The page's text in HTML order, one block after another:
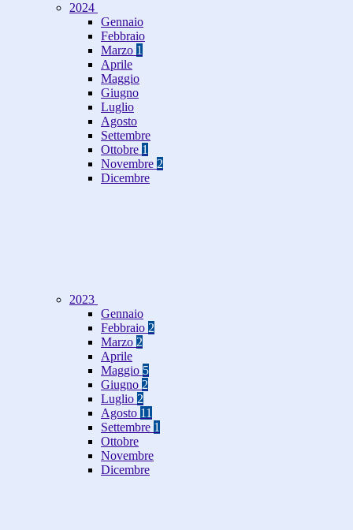
2024
Gennaio
Febbraio
Marzo 1
Aprile
Maggio
Giugno
Luglio
Agosto
Settembre
Ottobre 1
Novembre 2
Dicembre
2023
Gennaio
Febbraio 2
Marzo 2
Aprile
Maggio 5
Giugno 2
Luglio 2
Agosto 11
Settembre 1
Ottobre
Novembre
Dicembre